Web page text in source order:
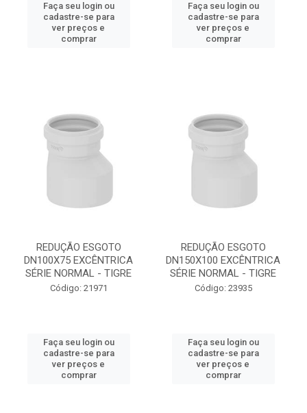
Faça seu login ou
cadastre-se para
ver preços e
comprar
Faça seu login ou
cadastre-se para
ver preços e
comprar
REDUÇÃO ESGOTO
DN100X75 EXCÊNTRICA
SÉRIE NORMAL - TIGRE
Código: 21971
Faça seu login ou
cadastre-se para
ver preços e
comprar
REDUÇÃO ESGOTO
DN150X100 EXCÊNTRICA
SÉRIE NORMAL - TIGRE
Código: 23935
Faça seu login ou
cadastre-se para
ver preços e
comprar